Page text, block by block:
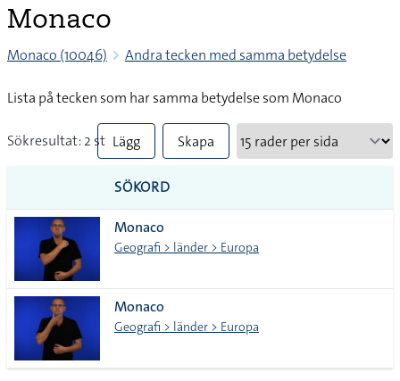
Monaco
Monaco (10046) Andra tecken med samma betydelse
Lista på tecken som har samma betydelse som Monaco
Sökresultat: 2 st Lägg
till
alla i
lista
Skapa
SÖKORD
Monaco
Geografi > länder > Europa
Monaco
Geografi > länder > Europa